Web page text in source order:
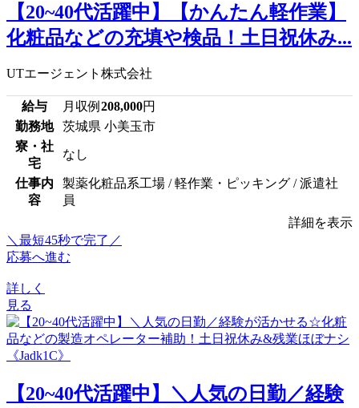
【20~40代活躍中】【かんたん軽作業】
化粧品などの充填や検品！土日祝休み...
UTエージェント株式会社
給与 月収例 208,000円
勤務地
茨城県 小美玉市
寮・社
宅
なし
仕事内
容
製薬化粧品系工場 / 軽作業・ピッキング / 派遣社
員
詳細を表示
＼最短45秒で完了／
応募へ進む
詳しく
見る
【20~40代活躍中】＼人気の日勤／経験